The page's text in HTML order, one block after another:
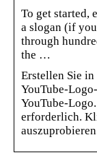
To get started,
a slogan (if
through
the …
Erstellen Sie
YouTube-
YouTube-
erforderlich.